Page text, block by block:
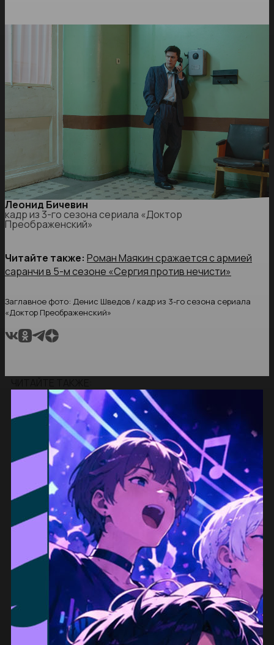
Леонид Бичевин
кадр из 3-го сезона сериала «Доктор
Преображенский»
Читайте также: Роман Маякин сражается с армией
саранчи в 5-м сезоне «Сергия против нечисти»
Заглавное фото: Денис Шведов / кадр из 3-го сезона сериала
«Доктор Преображенский»